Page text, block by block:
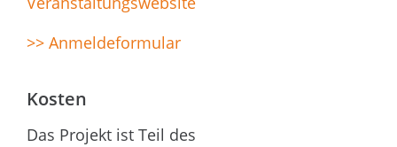
>> Anmeldeformular
Kosten
Das Projekt ist Teil des